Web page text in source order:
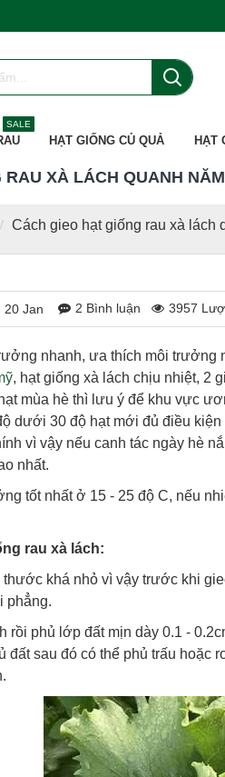
SALE
HẠT GIỐNG CỦ QUẢ HẠT
Cách gieo hạt giống rau xà lách
XÀ LÁCH QUANH NĂM
20 Jan 2 Bình luận 3957
nhanh, ưa thích môi trưởng
, hạt giống xà lách chịu nhiệt, 2
mùa hè thì lưu ý để khu vực
dưới 30 độ hạt mới đủ điều
vì vậy nếu canh tác ngày hè
nhất.
tốt nhất ở 15 - 25 độ C, nếu
rau xà lách:
khá nhỏ vì vậy trước khi
phẳng.
rồi phủ lớp đất mịn dày 0.1 -
đất sau đó có thể phủ trấu hoặc